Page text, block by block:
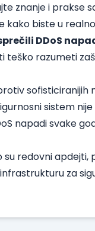
znanje i prakse
biste u
DDoS
teško razumeti
sofisticiranijih
sistem
napadi svake
su redovni
za